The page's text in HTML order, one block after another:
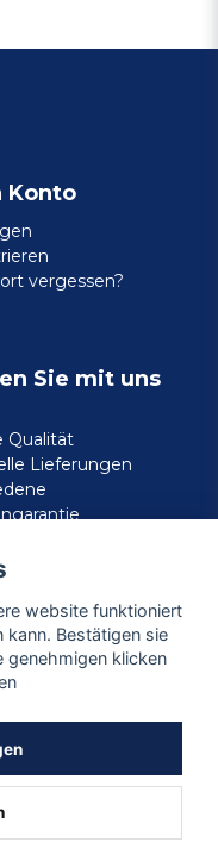
Konto
vergessen?
Sie mit uns
Qualität
Lieferungen
website funktioniert
kann. Bestätigen sie
genehmigen klicken